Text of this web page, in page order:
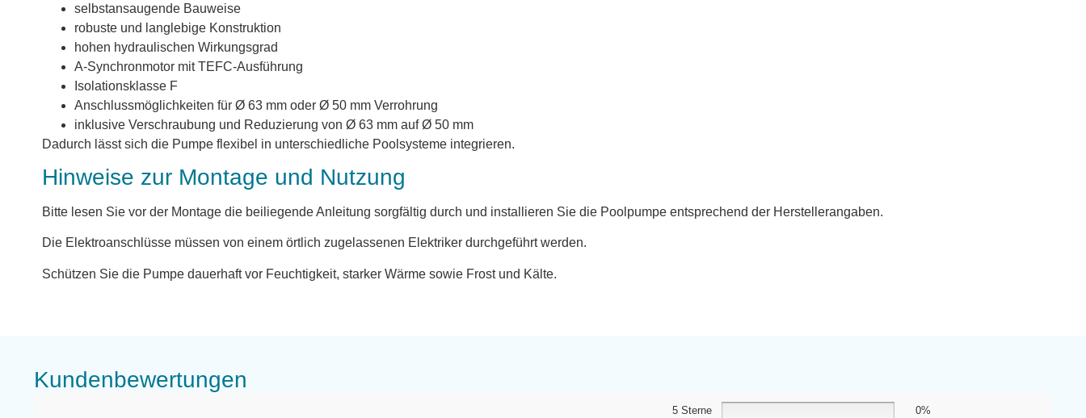
selbstansaugende Bauweise
robuste und langlebige Konstruktion
hohen hydraulischen Wirkungsgrad
A-Synchronmotor mit TEFC-Ausführung
Isolationsklasse F
Anschlussmöglichkeiten für Ø 63 mm oder Ø 50 mm Verrohrung
inklusive Verschraubung und Reduzierung von Ø 63 mm auf Ø 50 mm
Dadurch lässt sich die Pumpe flexibel in unterschiedliche Poolsysteme integrieren.
Hinweise zur Montage und Nutzung
Bitte lesen Sie vor der Montage die beiliegende Anleitung sorgfältig durch und installieren Sie die Poolpumpe entsprechend der Herstellerangaben.
Die Elektroanschlüsse müssen von einem örtlich zugelassenen Elektriker durchgeführt werden.
Schützen Sie die Pumpe dauerhaft vor Feuchtigkeit, starker Wärme sowie Frost und Kälte.
Kundenbewertungen
5 Sterne
0%